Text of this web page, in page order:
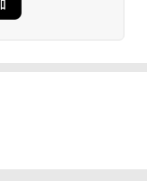
ッズ 災害用トイレ ビ
ーブ)
ましテレビで紹介》
幅200 2-3人用 43
ック搭載 携帯収納袋
対策 自治体・教育機